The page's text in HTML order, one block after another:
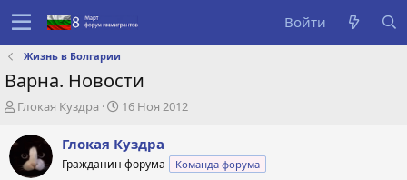
Войти
Жизнь в Болгарии
Варна. Новости
А
т
о
р
Глокая Куздра
Д
т
а
с
16 Ноя 2012
Глокая Куздра
Гражданин форума Команда форума